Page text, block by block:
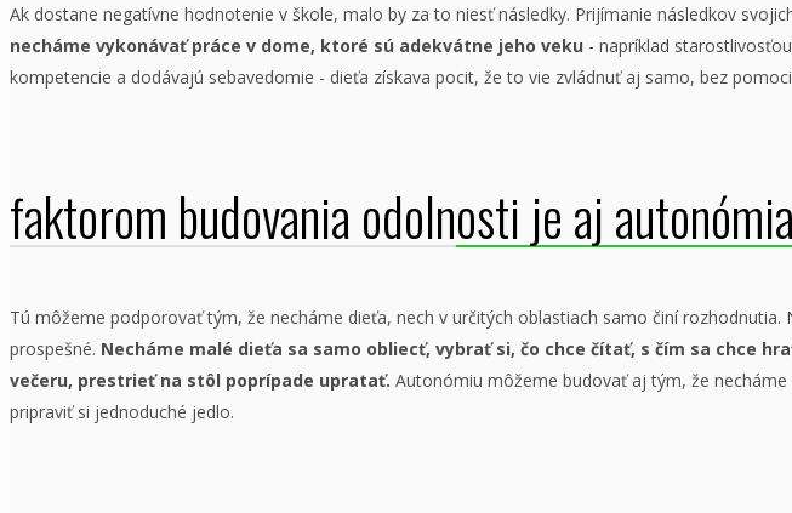
Ak dostane negatívne hodnotenie v škole, malo by za to niesť následky. Prijímanie následkov
necháme vykonávať práce v dome, ktoré sú adekvátne jeho veku - napríklad
kompetencie a dodávajú sebavedomie - dieťa získava pocit, že to vie zvládnuť aj samo, bez
faktorom budovania odolnosti je aj autonómia
Tú môžeme podporovať tým, že necháme dieťa, nech v určitých oblastiach samo činí
prospešné. Necháme malé dieťa sa samo obliecť, vybrať si, čo chce čítať, s čím sa chce
večeru, prestrieť na stôl poprípade upratať. Autonómiu môžeme budovať aj tým, že
pripraviť si jednoduché jedlo.